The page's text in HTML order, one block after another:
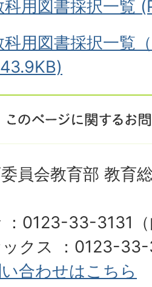
用図書採択一覧
用図書採択一覧
員会教育部 教育
：0123-33-3131（
ックス ：0123-
合わせはこちら